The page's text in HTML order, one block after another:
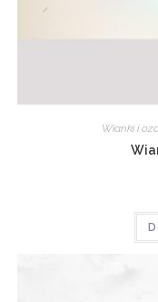
Wianki i